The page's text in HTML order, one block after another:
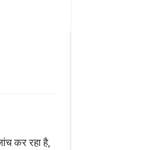
कर रहा है,